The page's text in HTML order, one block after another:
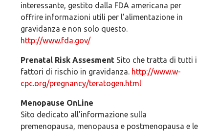
interessante, gestito dalla FDA americana per
offrire informazioni utili per l’alimentazione in
gravidanza e non solo questo.
http://www.fda.gov/
Prenatal Risk AssesmentSito che tratta di tutti i
fattori di rischio in gravidanza. http://www.w-
cpc.org/pregnancy/teratogen.html
Menopause OnLine
Sito dedicato all’informazione sulla
premenopausa, menopausa e postmenopausa e le